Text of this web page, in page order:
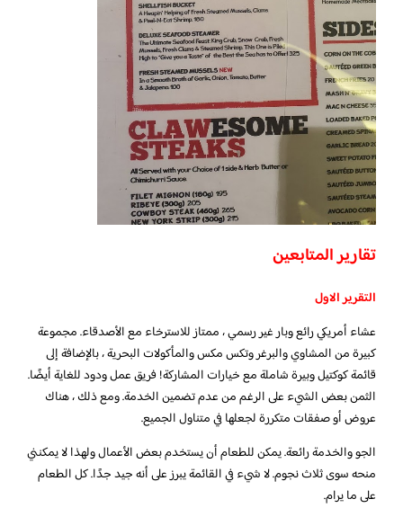
تقارير المتابعين
التقرير الاول
عشاء أمريكي رائع وبار غير رسمي ، ممتاز للاسترخاء مع الأصدقاء. مجموعة
كبيرة من المشاوي والبرغر وتكس مكس والمأكولات البحرية ، بالإضافة إلى
قائمة كوكتيل وبيرة شاملة مع خيارات المشاركة! فريق عمل ودود للغاية أيضًا.
الثمن بعض الشيء على الرغم من عدم تضمين الخدمة. ومع ذلك ، هناك
عروض أو صفقات متكررة لجعلها في متناول الجميع.
الجو والخدمة رائعة. يمكن للطعام أن يستخدم بعض الأعمال ولهذا لا يمكنني
منحه سوى ثلاث نجوم. لا شيء في القائمة يبرز على أنه جيد جدًا. كل الطعام
على ما يرام.